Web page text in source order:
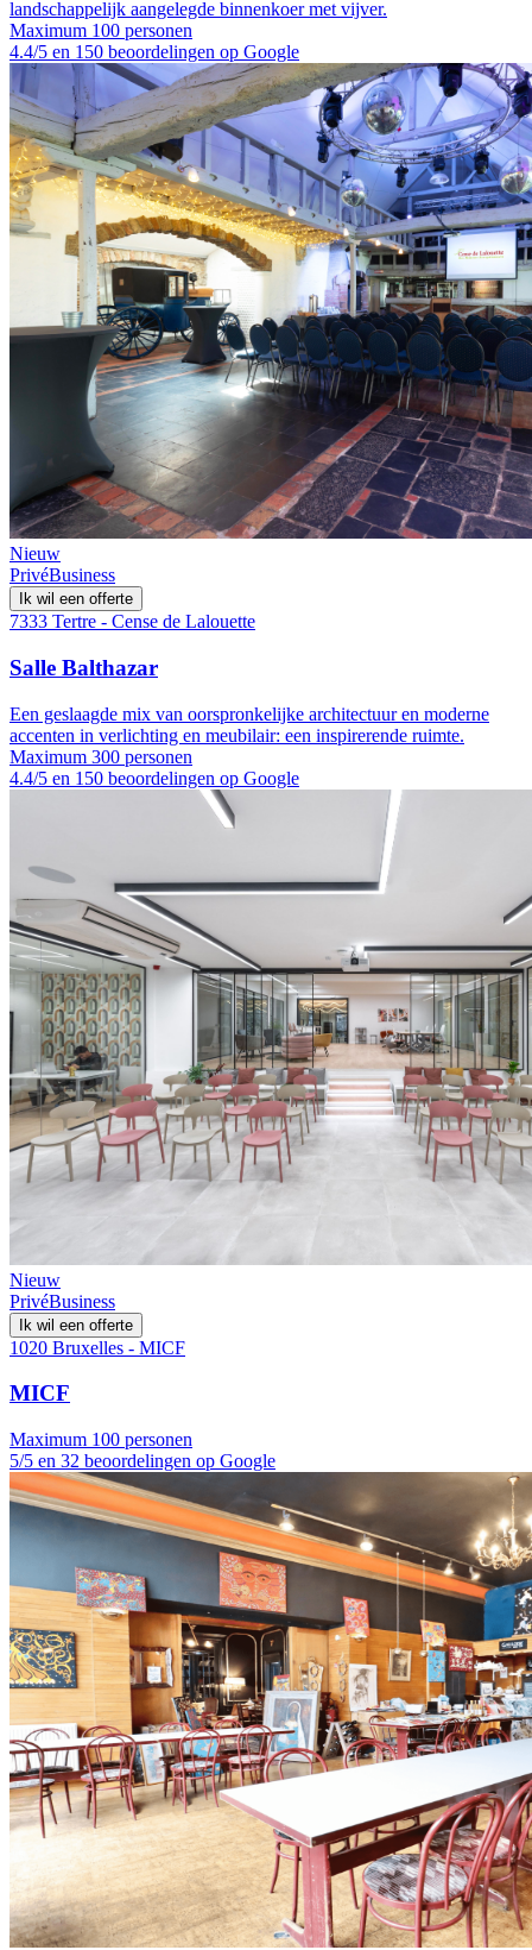
landschappelijk aangelegde binnenkoer met vijver.
Maximum 100 personen
4.4/5 en 150 beoordelingen op Google
Nieuw
PrivéBusiness
Ik wil een offerte
7333 Tertre - Cense de Lalouette
Salle Balthazar
Een geslaagde mix van oorspronkelijke architectuur en moderne
accenten in verlichting en meubilair: een inspirerende ruimte.
Maximum 300 personen
4.4/5 en 150 beoordelingen op Google
Nieuw
PrivéBusiness
Ik wil een offerte
1020 Bruxelles - MICF
MICF
Maximum 100 personen
5/5 en 32 beoordelingen op Google